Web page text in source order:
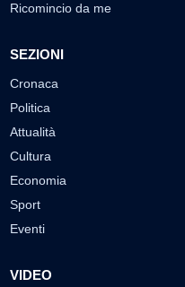
Ricomincio da me
SEZIONI
Cronaca
Politica
Attualità
Cultura
Economia
Sport
Eventi
VIDEO